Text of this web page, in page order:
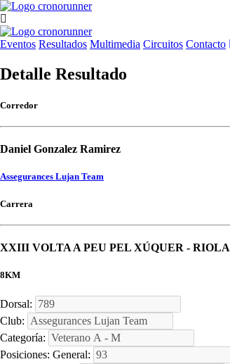
Eventos Resultados Multimedia Circuitos Contacto
Detalle Resultado
Corredor
Daniel Gonzalez Ramirez
Assegurances Lujan Team
Carrera
XXIII VOLTA A PEU PEL XÚQUER - RIOLA
8KM
Dorsal:
Club:
Categoría:
Posiciones: General: